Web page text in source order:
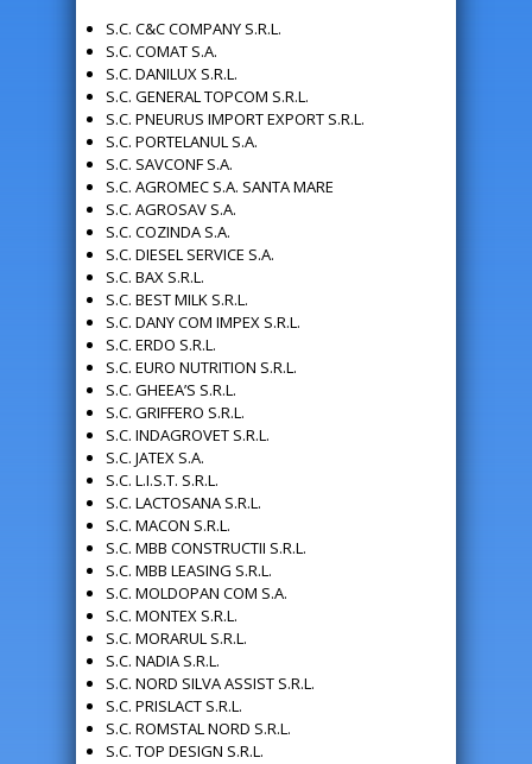
S.C. C&C COMPANY S.R.L.
S.C. COMAT S.A.
S.C. DANILUX S.R.L.
S.C. GENERAL TOPCOM S.R.L.
S.C. PNEURUS IMPORT EXPORT S.R.L.
S.C. PORTELANUL S.A.
S.C. SAVCONF S.A.
S.C. AGROMEC S.A. SANTA MARE
S.C. AGROSAV S.A.
S.C. COZINDA S.A.
S.C. DIESEL SERVICE S.A.
S.C. BAX S.R.L.
S.C. BEST MILK S.R.L.
S.C. DANY COM IMPEX S.R.L.
S.C. ERDO S.R.L.
S.C. EURO NUTRITION S.R.L.
S.C. GHEEA’S S.R.L.
S.C. GRIFFERO S.R.L.
S.C. INDAGROVET S.R.L.
S.C. JATEX S.A.
S.C. L.I.S.T. S.R.L.
S.C. LACTOSANA S.R.L.
S.C. MACON S.R.L.
S.C. MBB CONSTRUCTII S.R.L.
S.C. MBB LEASING S.R.L.
S.C. MOLDOPAN COM S.A.
S.C. MONTEX S.R.L.
S.C. MORARUL S.R.L.
S.C. NADIA S.R.L.
S.C. NORD SILVA ASSIST S.R.L.
S.C. PRISLACT S.R.L.
S.C. ROMSTAL NORD S.R.L.
S.C. TOP DESIGN S.R.L.